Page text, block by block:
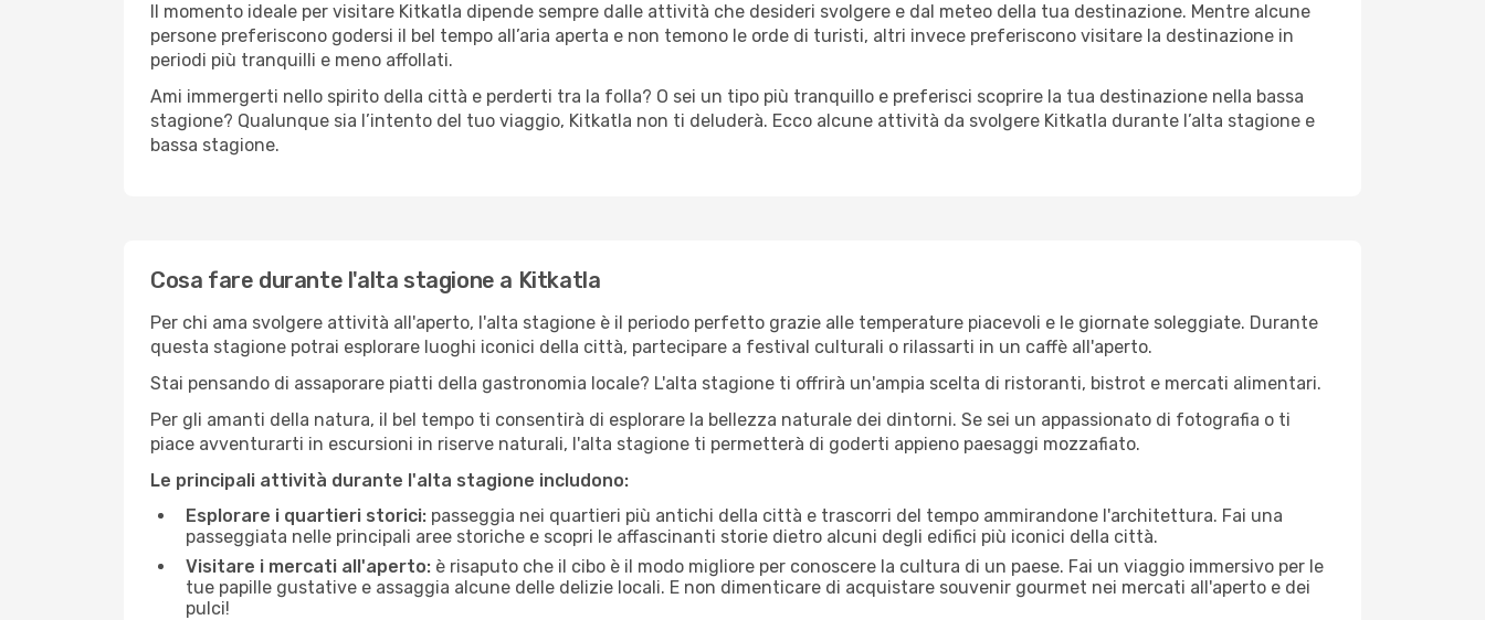
Il momento ideale per visitare Kitkatla dipende sempre dalle attività che desideri svolgere e dal meteo della tua destinazione. Mentre alcune
persone preferiscono godersi il bel tempo all’aria aperta e non temono le orde di turisti, altri invece preferiscono visitare la destinazione in
periodi più tranquilli e meno affollati.
Ami immergerti nello spirito della città e perderti tra la folla? O sei un tipo più tranquillo e preferisci scoprire la tua destinazione nella bassa
stagione? Qualunque sia l’intento del tuo viaggio, Kitkatla non ti deluderà. Ecco alcune attività da svolgere Kitkatla durante l’alta stagione e
bassa stagione.
Cosa fare durante l'alta stagione a Kitkatla
Per chi ama svolgere attività all'aperto, l'alta stagione è il periodo perfetto grazie alle temperature piacevoli e le giornate soleggiate. Durante
questa stagione potrai esplorare luoghi iconici della città, partecipare a festival culturali o rilassarti in un caffè all'aperto.
Stai pensando di assaporare piatti della gastronomia locale? L'alta stagione ti offrirà un'ampia scelta di ristoranti, bistrot e mercati alimentari.
Per gli amanti della natura, il bel tempo ti consentirà di esplorare la bellezza naturale dei dintorni. Se sei un appassionato di fotografia o ti
piace avventurarti in escursioni in riserve naturali, l'alta stagione ti permetterà di goderti appieno paesaggi mozzafiato.
Le principali attività durante l'alta stagione includono:
Esplorare i quartieri storici: passeggia nei quartieri più antichi della città e trascorri del tempo ammirandone l'architettura. Fai una
passeggiata nelle principali aree storiche e scopri le affascinanti storie dietro alcuni degli edifici più iconici della città.
Visitare i mercati all'aperto: è risaputo che il cibo è il modo migliore per conoscere la cultura di un paese. Fai un viaggio immersivo per le
tue papille gustative e assaggia alcune delle delizie locali. E non dimenticare di acquistare souvenir gourmet nei mercati all'aperto e dei
pulci!